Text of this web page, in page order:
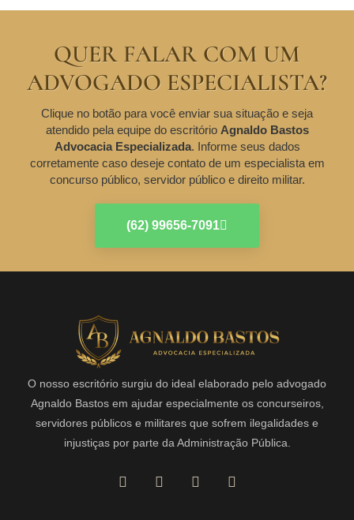
QUER FALAR COM UM
ADVOGADO ESPECIALISTA?
Clique no botão para você enviar sua situação e seja
atendido pela equipe do escritório Agnaldo Bastos
Advocacia Especializada. Informe seus dados
corretamente caso deseje contato de um especialista em
concurso público, servidor público e direito militar.
(62) 99656-7091
O nosso escritório surgiu do ideal elaborado pelo advogado
Agnaldo Bastos em ajudar especialmente os concurseiros,
servidores públicos e militares que sofrem ilegalidades e
injustiças por parte da Administração Pública.